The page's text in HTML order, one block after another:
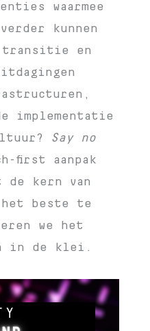
waarmee
kunnen
transitie en
implementatie
Say no
first aanpak
de kern van
het beste te
we het
in de klei.